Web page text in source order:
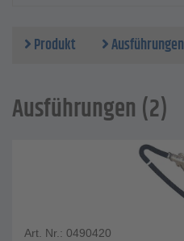
Produkt Ausführungen
Ausführungen (2)
Art. Nr.: 0490420